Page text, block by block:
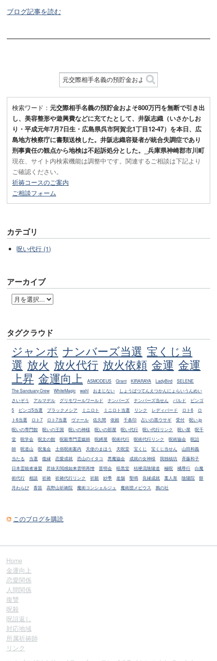
ブログ記事を読む
検索ワード： 元交際相手名義の預貯金およそ800万円を無断で引き出
し、美容整形や遊興費などに充てたとして、井阪志織（いさかしお
り・平成元年7月7日生・広島県呉市阿賀北1丁目12-47）を本日、広
島地方検察庁に書類送検した。井阪志織容疑者が統合失調症であり
刑事責任の観点から地検は不起訴処分とした。_兵庫県神崎郡市川町
現在、サイト内検索機能は調整中です。関連するご相談は下記より
ご確認ください。
祈祷コースのご案内
ご相談フォーム
カテゴリ
呪い代行 (1)
アーカイブ
タグクラウド
ジャンボ ナンバーズ当選 宝くじ当
選 放火 放火代行 放火依頼 金運 金運
上昇 金運向上 ASMODEUS Grant KIRARAYA LadyBird
SELENE
The Sanctuary Crew
WhiteMagic wahl おまじない
しょうばつてんえつかんにょらいうんめい
さいぞう
アルマデル グリモワールワールド ナンバーズ ナンバーズ当せん バルド
ビンゴ
5
ビンゴ5当選 ブラックメシア ミニロト ミニロト当選 リンク レディバード ロト6
ロ
ト6当選
ロト7 ロト7当選 ヴァール 佐久間 依頼 千条印 占いの黒ウサギ 受付
呪い.jp
呪いの専門館
呪いの王国 呪いの神様 呪いの部屋 呪い代行 呪い代行リンク 呪い屋
呪千
堂
呪学会 呪文の館 呪殺専門霊媒師 呪縛屋 呪術代行 呪術代行リンク 呪術協会
呪詛
師
呪道山 呪鬼会 土俗呪術案内 天使のまほう 天呪堂 宝くじ 宝くじ当せん
山田和義
当たる
当選 復縁 恋愛成就 恐山のイタコ 悪魔協会 成就の女神様 我独槙坊
斉藤和子
日本霊能者連盟
昇抜天閲感如来雲明再憎 晋明会 暗黒堂 桔梗流陰陽道 極呪 橘尊行
白魔
術代行
相談 祈祷 祈祷代行リンク 祈願 紗季 老舗 聖鳴 良縁成就 藁人形 陰陽院
餅
月わらび
香苗 高野山祈祷院 魔術コンシェルジュ 魔術団メビウス 鴉の社
このブログを購読
Home
金運向上
恋愛関係
人間関係
復讐
呪殺
呪詛返し
対応地域
所属祈祷師
リンク